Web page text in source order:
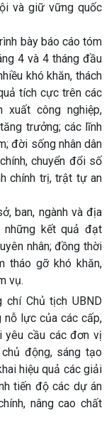
và giữ vững quốc
bày báo cáo tóm
4 và 4 tháng đầu
khó khăn, thách
tích cực trên các
xuất công nghiệp,
trưởng; các lĩnh
đời sống nhân dân
chuyển đổi số
chính trị, trật tự an
ban, ngành và địa
những kết quả đạt
nhân; đồng thời
tháo gỡ khó khăn,
vụ.
Chủ tịch UBND
nỗ lực của các cấp,
yêu cầu các đơn vị
động, sáng tạo
hiệu quả các giải
tiến độ các dự án
nâng cao chất